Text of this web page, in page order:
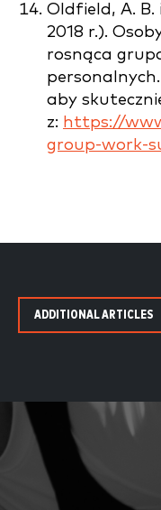
Oldfield, A. B.
2018 r.).
rosnąca
aby
z: https://
group-work-
ADDITIONAL ARTICLES